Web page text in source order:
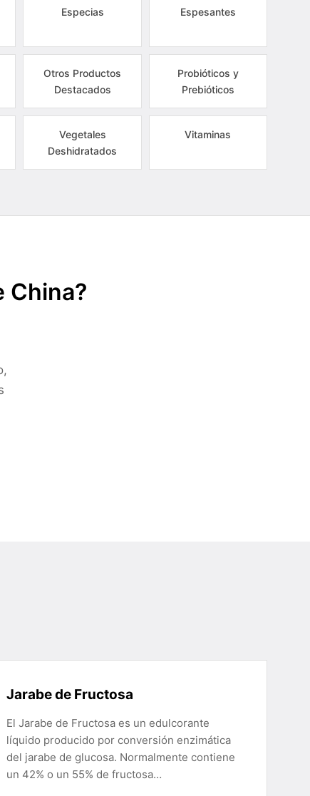
Especias Espesantes
Otros Productos
Destacados
Probióticos y
Prebióticos
Vegetales
Deshidratados
Vitaminas
China?
Jarabe de Fructosa
El Jarabe de Fructosa es un edulcorante
líquido producido por conversión enzimática
del jarabe de glucosa. Normalmente contiene
un 42% o un 55% de fructosa…